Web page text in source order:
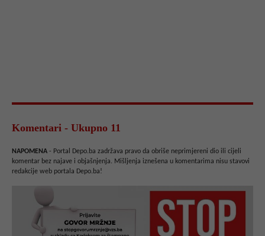
Komentari - Ukupno 11
NAPOMENA - Portal Depo.ba zadržava pravo da obriše neprimjereni dio ili cijeli
komentar bez najave i objašnjenja. Mišljenja iznešena u komentarima nisu stavovi
redakcije web portala Depo.ba!